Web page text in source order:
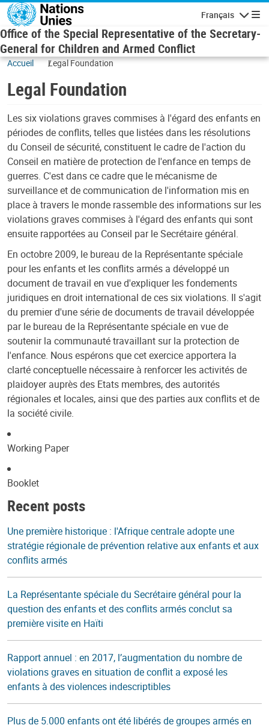
Skip to main content
Français
Office of the Special Representative of the Secretary-
General for Children and Armed Conflict
Accueil Legal Foundation
Legal Foundation
Les six violations graves commises à l'égard des enfants en
périodes de conflits, telles que listées dans les résolutions
du Conseil de sécurité, constituent le cadre de l'action du
Conseil en matière de protection de l'enfance en temps de
guerres. C'est dans ce cadre que le mécanisme de
surveillance et de communication de l'information mis en
place à travers le monde rassemble des informations sur les
violations graves commises à l'égard des enfants qui sont
ensuite rapportées au Conseil par le Secrétaire général.
En octobre 2009, le bureau de la Représentante spéciale
pour les enfants et les conflits armés a développé un
document de travail en vue d'expliquer les fondements
juridiques en droit international de ces six violations. Il s'agit
du premier d'une série de documents de travail développée
par le bureau de la Représentante spéciale en vue de
soutenir la communauté travaillant sur la protection de
l'enfance. Nous espérons que cet exercice apportera la
clarté conceptuelle nécessaire à renforcer les activités de
plaidoyer auprès des Etats membres, des autorités
régionales et locales, ainsi que des parties aux conflits et de
la société civile.
Working Paper
Booklet
Recent posts
Une première historique : l'Afrique centrale adopte une
stratégie régionale de prévention relative aux enfants et aux
conflits armés
La Représentante spéciale du Secrétaire général pour la
question des enfants et des conflits armés conclut sa
première visite en Haïti
Rapport annuel : en 2017, l’augmentation du nombre de
violations graves en situation de conflit a exposé les
enfants à des violences indescriptibles
Plus de 5.000 enfants ont été libérés de groupes armés en